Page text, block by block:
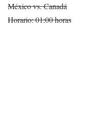
México vs. Canadá
Horario: 01:00 horas